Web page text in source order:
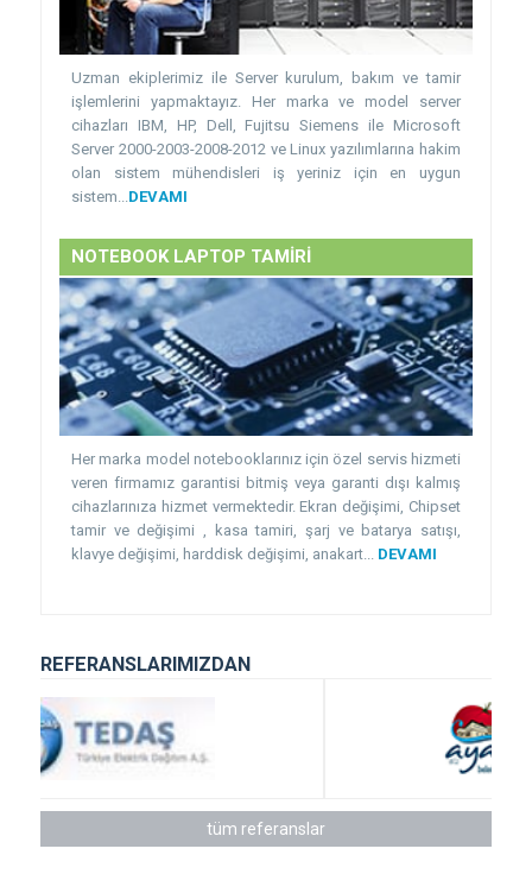
Uzman ekiplerimiz ile Server kurulum, bakım ve tamir
işlemlerini yapmaktayız. Her marka ve model server
cihazları IBM, HP, Dell, Fujitsu Siemens ile Microsoft
Server 2000-2003-2008-2012 ve Linux yazılımlarına hakim
olan sistem mühendisleri iş yeriniz için en uygun
sistem... DEVAMI
NOTEBOOK LAPTOP TAMİRİ
Her marka model notebooklarınız için özel servis hizmeti
veren firmamız garantisi bitmiş veya garanti dışı kalmış
cihazlarınıza hizmet vermektedir. Ekran değişimi, Chipset
tamir ve değişimi , kasa tamiri, şarj ve batarya satışı,
klavye değişimi, harddisk değişimi, anakart... DEVAMI
REFERANSLARIMIZDAN
tüm referanslar